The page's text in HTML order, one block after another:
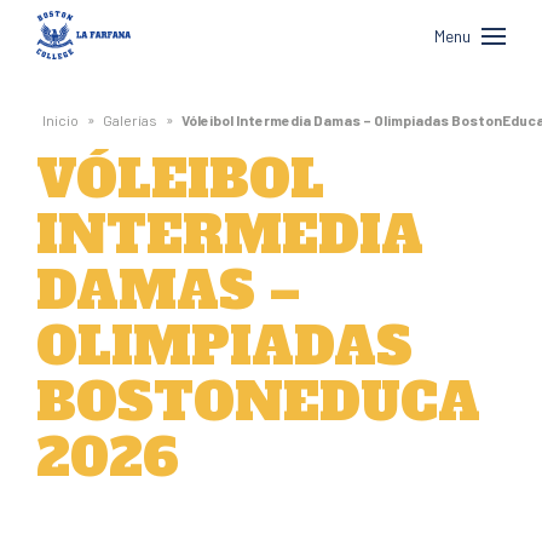
Boston
College
La
Farfana
Menu
Inicio » Galerías » Vóleibol Intermedia Damas – Olimpiadas
VÓLEIBOL
INTERMEDIA
DAMAS –
OLIMPIADAS
BOSTONEDUCA
2026